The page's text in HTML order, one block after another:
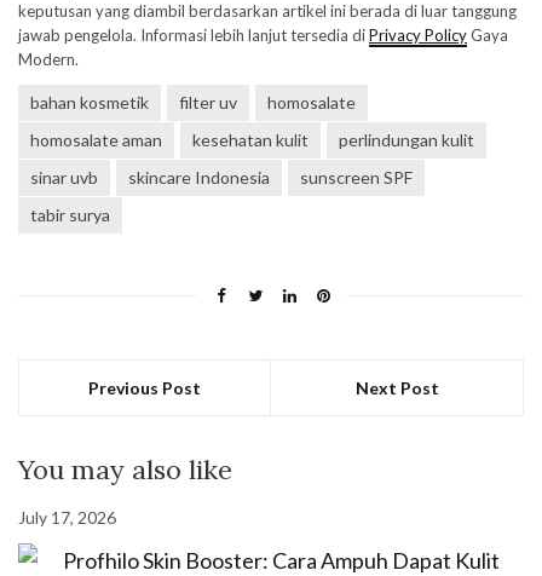
keputusan yang diambil berdasarkan artikel ini berada di luar tanggung
jawab pengelola. Informasi lebih lanjut tersedia diPrivacy PolicyGaya
Modern.
bahan kosmetik filter uv
homosalate
homosalate aman
kesehatan kulit
perlindungan kulit
sinar uvb
skincare Indonesia
sunscreen SPF
tabir surya
Previous Post Next Post
You may also like
July 17, 2026